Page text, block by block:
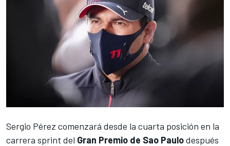
Sergio Pérez comenzará desde la cuarta posición en la
carrera sprint del Gran Premio de Sao Paulodespués